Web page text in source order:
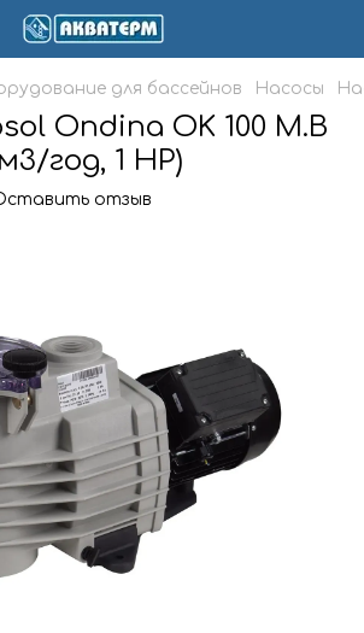
для бассейнов Насосы
Ondina OK 100 M.B
год, 1 HP)
отзыв